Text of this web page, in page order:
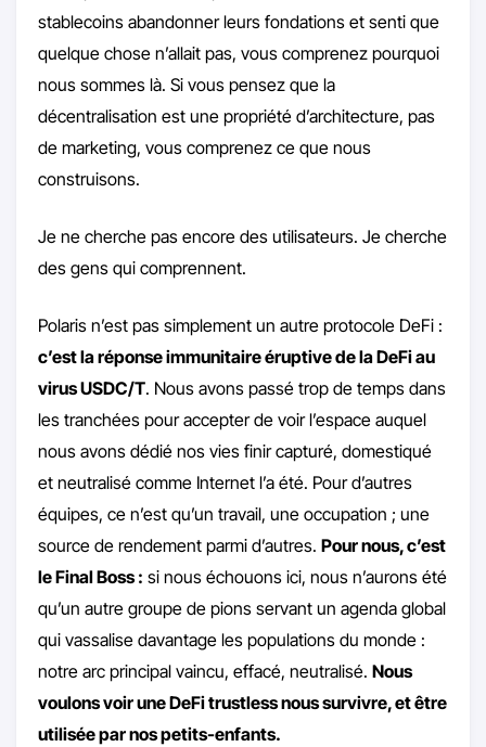
stablecoins abandonner leurs fondations et senti que
quelque chose n’allait pas, vous comprenez pourquoi
nous sommes là. Si vous pensez que la
décentralisation est une propriété d’architecture, pas
de marketing, vous comprenez ce que nous
construisons.
Je ne cherche pas encore des utilisateurs. Je cherche
des gens qui comprennent.
Polaris n’est pas simplement un autre protocole DeFi :
c’est la réponse immunitaire éruptive de la DeFi au
virus USDC/T. Nous avons passé trop de temps dans
les tranchées pour accepter de voir l’espace auquel
nous avons dédié nos vies finir capturé, domestiqué
et neutralisé comme Internet l’a été. Pour d’autres
équipes, ce n’est qu’un travail, une occupation ; une
source de rendement parmi d’autres. Pour nous, c’est
le Final Boss : si nous échouons ici, nous n’aurons été
qu’un autre groupe de pions servant un agenda global
qui vassalise davantage les populations du monde :
notre arc principal vaincu, effacé, neutralisé. Nous
voulons voir une DeFi trustless nous survivre, et être
utilisée par nos petits-enfants.